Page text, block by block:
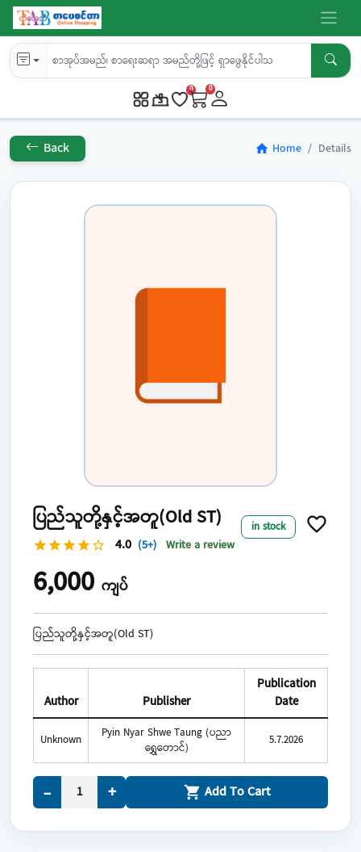
0 0
Back home Home Details
ပြည်သူတို့နှင့်အတူ(Old ST)
star star star star star_border 4.0 (5+) Write a review
in stock favorite_border
6,000 ကျပ်
ပြည်သူတို့နှင့်အတူ(Old ST)
Author Publisher
Publication
Date
Unknown
Pyin Nyar Shwe Taung (ပညာ
ရွှေတောင်)
5.7.2026
- + shopping_cart Add To Cart